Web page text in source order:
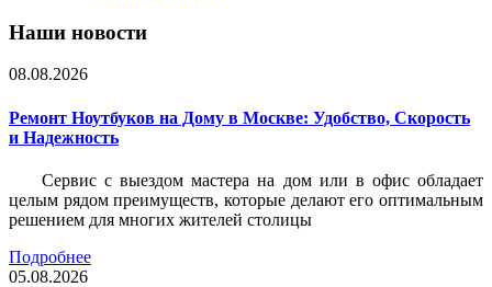
Наши новости
08.08.2026
Ремонт Ноутбуков на Дому в Москве: Удобство, Скорость
и Надежность
Сервис с выездом мастера на дом или в офис обладает
целым рядом преимуществ, которые делают его оптимальным
решением для многих жителей столицы
Подробнее
05.08.2026